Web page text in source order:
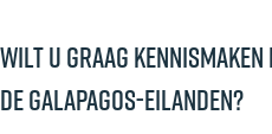
Wilt u graag kennismaken
de Galapagos-eilanden?